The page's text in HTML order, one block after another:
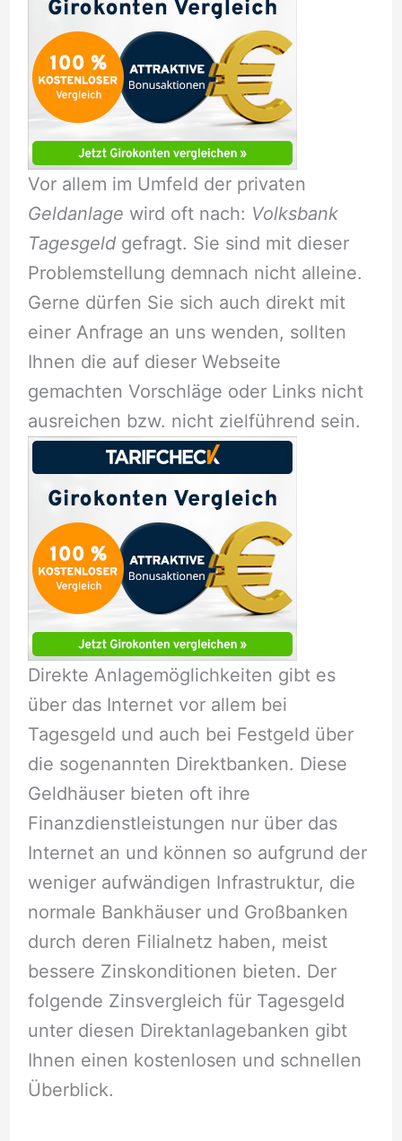
Vor allem im Umfeld der privaten
Geldanlage wird oft nach: Volksbank
Tagesgeldgefragt. Sie sind mit dieser
Problemstellung demnach nicht alleine.
Gerne dürfen Sie sich auch direkt mit
einer Anfrage an uns wenden, sollten
Ihnen die auf dieser Webseite
gemachten Vorschläge oder Links nicht
ausreichen bzw. nicht zielführend sein.
Direkte Anlagemöglichkeiten gibt es
über das Internet vor allem bei
Tagesgeld und auch bei Festgeld über
die sogenannten Direktbanken. Diese
Geldhäuser bieten oft ihre
Finanzdienstleistungen nur über das
Internet an und können so aufgrund der
weniger aufwändigen Infrastruktur, die
normale Bankhäuser und Großbanken
durch deren Filialnetz haben, meist
bessere Zinskonditionen bieten. Der
folgende Zinsvergleich für Tagesgeld
unter diesen Direktanlagebanken gibt
Ihnen einen kostenlosen und schnellen
Überblick.